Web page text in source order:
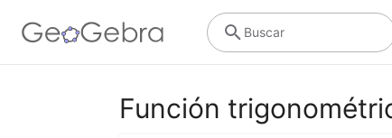
Buscar
Función